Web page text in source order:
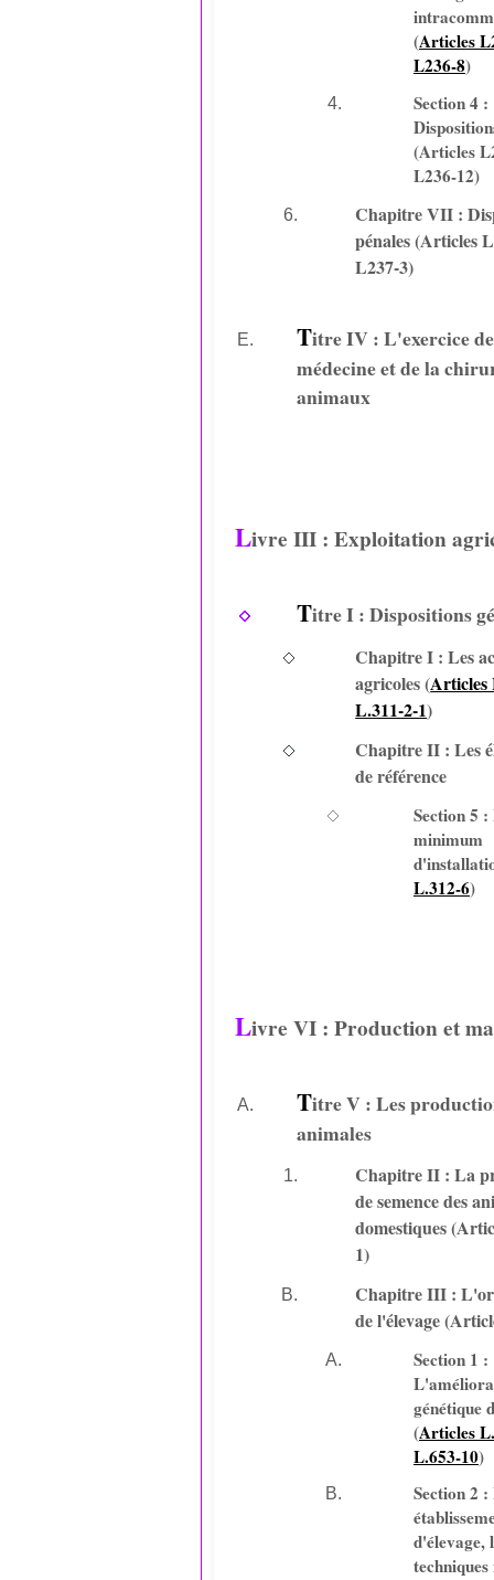
(Articles
L236-8)
Section 4 :
(Articles
L236-12)
Chapitre VII :
pénales (Articles
L237-3)
Titre IV : L'exercice
médecine et de la
animaux
Livre III : Exploitation
Titre I : Dispositions
Chapitre I : Les
agricoles (Articles
L.311-2-1)
Chapitre II : Les
de référence
Section 5
minimum
L.312-6)
Livre VI : Production et
Titre V : Les
animales
Chapitre II : La
de semence des
domestiques
1)
Chapitre III :
de l'élevage
Section 1 :
génétique
(Articles
L.653-10)
Section 2 :
d'élevage,